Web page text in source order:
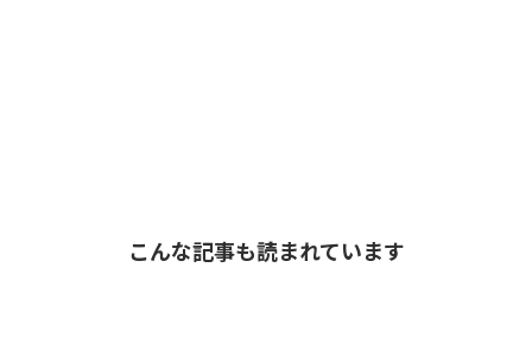
こんな記事も読まれています